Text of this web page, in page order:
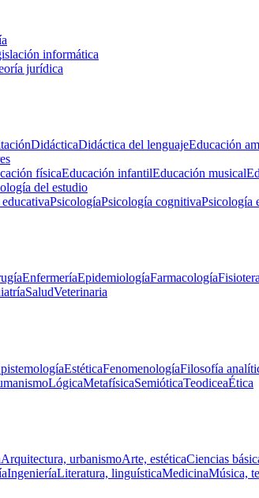
informática
jurídica
DidácticaDidáctica del lenguajeEducación
físicaEducación infantilEducación musical
del estudio
PsicologíaPsicología cognitivaPsicología
EnfermeríaEpidemiologíaFarmacología
SaludVeterinaria
EstéticaFenomenologíaFilosofía
LógicaMetafísicaSemióticaTeodiceaÉtica
Arquitectura, urbanismoArte, estéticaCiencias
IngenieríaLiteratura, linguísticaMedicinaMúsica,